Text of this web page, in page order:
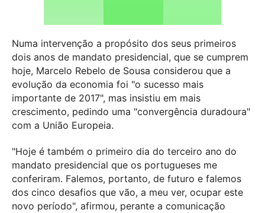
Numa intervenção a propósito dos seus primeiros
dois anos de mandato presidencial, que se cumprem
hoje, Marcelo Rebelo de Sousa considerou que a
evolução da economia foi "o sucesso mais
importante de 2017", mas insistiu em mais
crescimento, pedindo uma "convergência duradoura"
com a União Europeia.
"Hoje é também o primeiro dia do terceiro ano do
mandato presidencial que os portugueses me
conferiram. Falemos, portanto, de futuro e falemos
dos cinco desafios que vão, a meu ver, ocupar este
novo período", afirmou, perante a comunicação